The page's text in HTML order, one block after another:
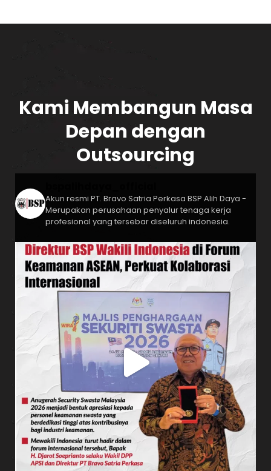
Kami Membangun Masa
Depan dengan
Outsourcing
Akun resmi PT. Bravo Satria Perkasa BSP Alih Daya -
Merupakan perusahaan penyalur tenaga kerja
profesional yang tersebar diseluruh indonesia.